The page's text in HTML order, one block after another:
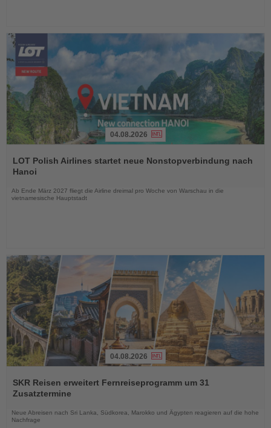
Sie
die
04.08.2026
LOT Polish Airlines startet neue Nonstopverbindung nach
Hanoi
Ab Ende März 2027 fliegt die Airline dreimal pro Woche von Warschau in die
vietnamesische Hauptstadt
Sie
die
04.08.2026
SKR Reisen erweitert Fernreiseprogramm um 31
Zusatztermine
Neue Abreisen nach Sri Lanka, Südkorea, Marokko und Ägypten reagieren auf die hohe
Nachfrage